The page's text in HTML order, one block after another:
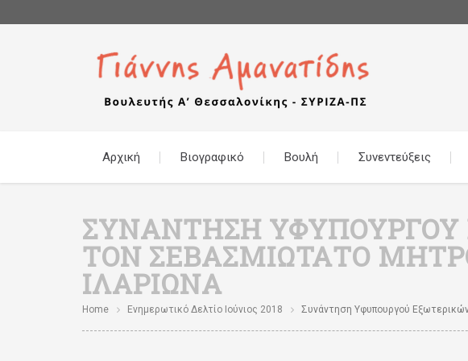
Αρχική Βιογραφικό Βουλή Συνεντεύξεις
ΣΥΝΆΝΤΗΣΗ ΥΦΥΠΟΥΡΓΟΎ
ΤΟΝ ΣΕΒΑΣΜΙΏΤΑΤΟ
ΙΛΑΡΊΩΝΑ
Home Ενημερωτικό Δελτίο Ιούνιος 2018 Συνάντηση Υφυπουργού